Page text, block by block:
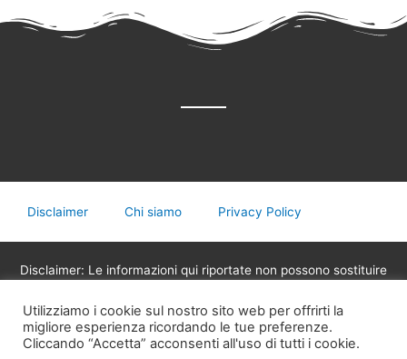
Disclaimer Chi siamo Privacy Policy
Disclaimer: Le informazioni qui riportate non possono sostituire
legalmente abilitati alla professione, non devono essere
utilizzate per assumere decisioni riguardanti la propria salute,
eventuali terapie mediche o assunzione di medicinali.
Utilizziamo i cookie sul nostro sito web per offrirti la
migliore esperienza ricordando le tue preferenze.
Cliccando “Accetta” acconsenti all'uso di tutti i cookie.